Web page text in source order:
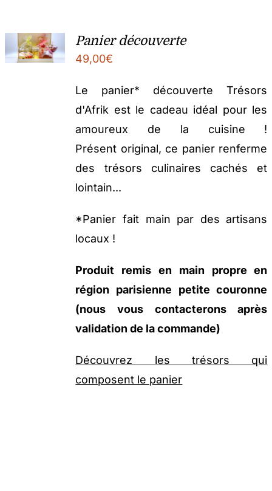
Panier découverte
49,00€
Le panier* découverte Trésors
d'Afrik est le cadeau idéal pour les
amoureux de la cuisine !
Présent original, ce panier renferme
des trésors culinaires cachés et
lointain...
*Panier fait main par des artisans
locaux !
Produit remis en main propre en
région parisienne petite couronne
(nous vous contacterons après
validation de la commande)
Découvrez les trésors qui
composent le panier